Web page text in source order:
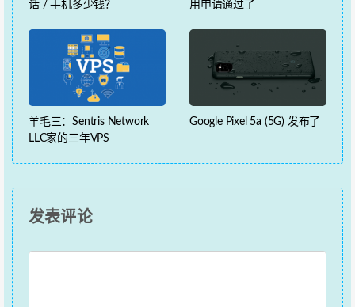
话 / 手机多少钱？ 用申请通过了
羊毛三：Sentris Network
LLC家的三年VPS
Google Pixel 5a (5G) 发布了
发表评论